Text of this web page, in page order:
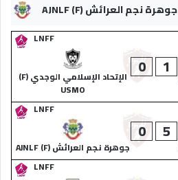
جوهرة نجم العرائش (F) AJNLF
LNFF
1
0
الإتحاد الإسلامي الوجدي (F)
USMO
LNFF
5
0
جوهرة نجم العرائش (F) AJNLF
LNFF